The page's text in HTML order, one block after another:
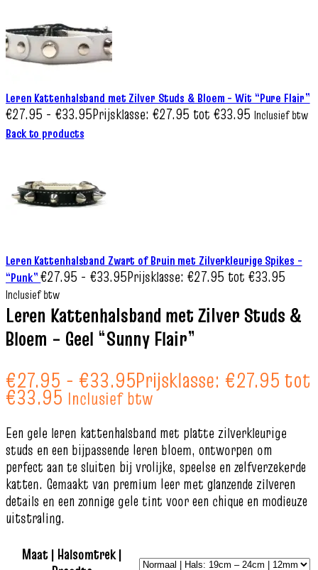
Leren Kattenhalsband met Zilver Studs & Bloem – Wit “Pure Flair”
€27.95 - €33.95Prijsklasse: €27.95 tot €33.95 Inclusief btw
Back to products
Leren Kattenhalsband Zwart of Bruin met Zilverkleurige Spikes –
“Punk”€27.95 - €33.95Prijsklasse: €27.95 tot €33.95
Inclusief btw
Leren Kattenhalsband met Zilver Studs &
Bloem – Geel “Sunny Flair”
€27.95 - €33.95Prijsklasse: €27.95 tot
€33.95 Inclusief btw
Een gele leren kattenhalsband met platte zilverkleurige
studs en een bijpassende leren bloem, ontworpen om
perfect aan te sluiten bij vrolijke, speelse en zelfverzekerde
katten. Gemaakt van premium leer met glanzende zilveren
details en een zonnige gele tint voor een chique en modieuze
uitstraling.
Maat | Halsomtrek |